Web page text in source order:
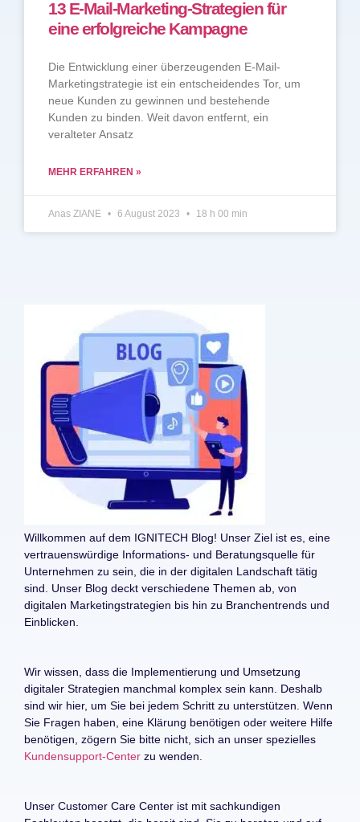
13 E-Mail-Marketing-Strategien für
eine erfolgreiche Kampagne
Die Entwicklung einer überzeugenden E-Mail-
Marketingstrategie ist ein entscheidendes Tor, um
neue Kunden zu gewinnen und bestehende
Kunden zu binden. Weit davon entfernt, ein
veralteter Ansatz
MEHR ERFAHREN »
Anas ZIANE 6 August 2023 18 h 00 min
Willkommen auf dem IGNITECH Blog! Unser Ziel ist es, eine
vertrauenswürdige Informations- und Beratungsquelle für
Unternehmen zu sein, die in der digitalen Landschaft tätig
sind. Unser Blog deckt verschiedene Themen ab, von
digitalen Marketingstrategien bis hin zu Branchentrends und
Einblicken.
Wir wissen, dass die Implementierung und Umsetzung
digitaler Strategien manchmal komplex sein kann. Deshalb
sind wir hier, um Sie bei jedem Schritt zu unterstützen. Wenn
Sie Fragen haben, eine Klärung benötigen oder weitere Hilfe
benötigen, zögern Sie bitte nicht, sich an unser spezielles
Kundensupport-Center zu wenden.
Unser Customer Care Center ist mit sachkundigen